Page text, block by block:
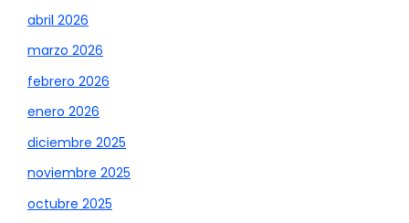
abril 2026
marzo 2026
febrero 2026
enero 2026
diciembre 2025
noviembre 2025
octubre 2025